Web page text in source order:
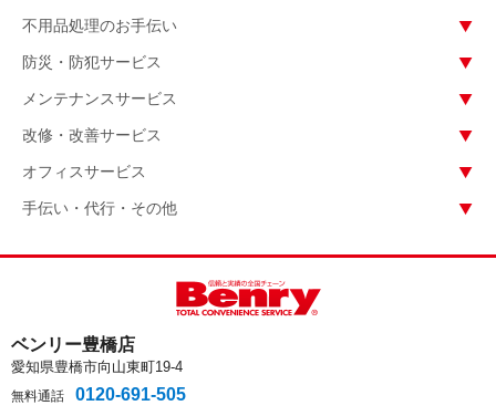
不用品処理のお手伝い
防災・防犯サービス
メンテナンスサービス
改修・改善サービス
オフィスサービス
手伝い・代行・その他
ベンリー豊橋店
愛知県豊橋市向山東町19-4
無料通話 0120-691-505